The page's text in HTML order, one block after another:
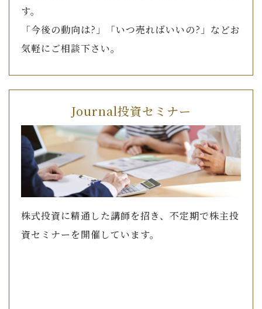
す。
「今後の動向は?」「いつ売ればいいの?」などお
気軽にご相談下さい。
Journal投資セミナー
株式投資に精通した講師を招き、不定期で株主投
資セミナーを開催しています。